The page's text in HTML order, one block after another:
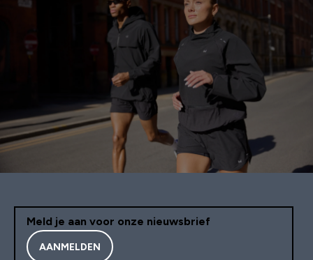
Meld je aan voor onze nieuwsbrief
AANMELDEN